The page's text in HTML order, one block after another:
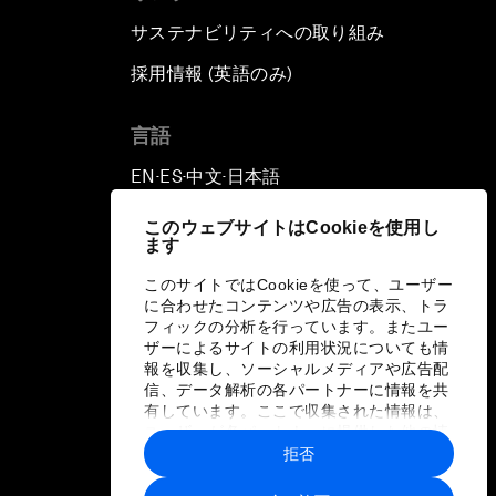
このウェブサイトはCookieを使用し
ます
このサイトではCookieを使って、ユーザー
に合わせたコンテンツや広告の表示、トラ
フィックの分析を行っています。またユー
ザーによるサイトの利用状況についても情
報を収集し、ソーシャルメディアや広告配
信、データ解析の各パートナーに情報を共
有しています。ここで収集された情報は、
ユーザーが各パートナーに提供した他の情
報や各パートナーのサービスを使用した際
に収集された情報と組み合わされ、各パー
拒否
サステナビリティへの取り組み
採用情報 (英語のみ)
言語
EN ▪ ES▪中文▪ 日本語